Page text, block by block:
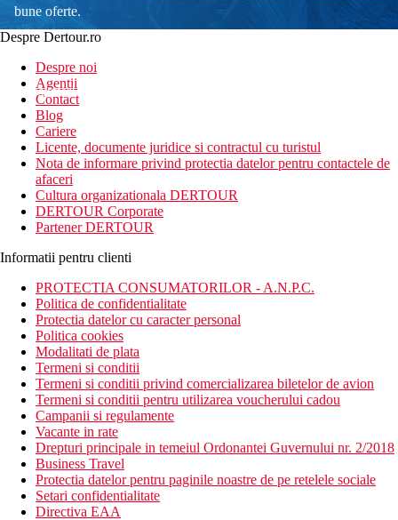
bune oferte.
newsletter!
Despre Dertour.ro
Despre noi
Agentii
Contact
Blog
Cariere
Licente, documente juridice si contractul cu turistul
Nota de informare privind protectia datelor pentru contactele de
afaceri
Cultura organizationala DERTOUR
DERTOUR Corporate
Partener DERTOUR
Informatii pentru clienti
PROTECTIA CONSUMATORILOR - A.N.P.C.
Politica de confidentialitate
Protectia datelor cu caracter personal
Politica cookies
Modalitati de plata
Termeni si conditii
Termeni si conditii privind comercializarea biletelor de avion
Termeni si conditii pentru utilizarea voucherului cadou
Campanii si regulamente
Vacante in rate
Drepturi principale in temeiul Ordonantei Guvernului nr. 2/2018
Business Travel
Protectia datelor pentru paginile noastre de pe retelele sociale
Setari confidentialitate
Directiva EAA